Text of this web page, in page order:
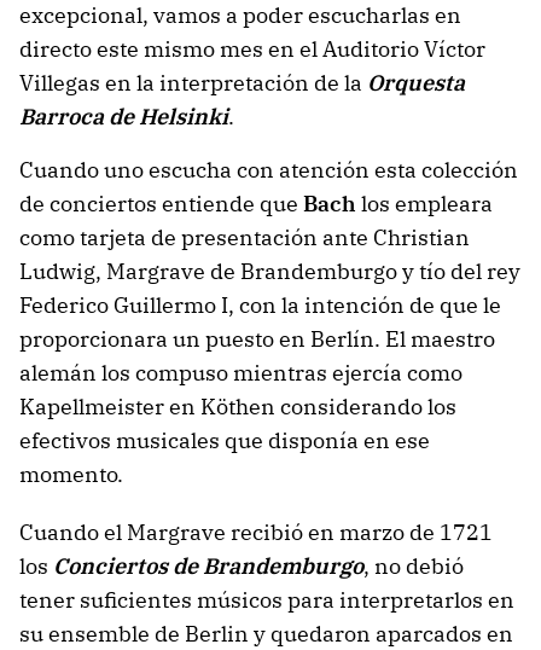
excepcional, vamos a poder escucharlas en
directo este mismo mes en el Auditorio Víctor
Villegas en la interpretación de la Orquesta
Barroca de Helsinki.
Cuando uno escucha con atención esta colección
de conciertos entiende que Bach los empleara
como tarjeta de presentación ante Christian
Ludwig, Margrave de Brandemburgo y tío del rey
Federico Guillermo I, con la intención de que le
proporcionara un puesto en Berlín. El maestro
alemán los compuso mientras ejercía como
Kapellmeister en Köthen considerando los
efectivos musicales que disponía en ese
momento.
Cuando el Margrave recibió en marzo de 1721
los Conciertos de Brandemburgo, no debió
tener suficientes músicos para interpretarlos en
su ensemble de Berlin y quedaron aparcados en